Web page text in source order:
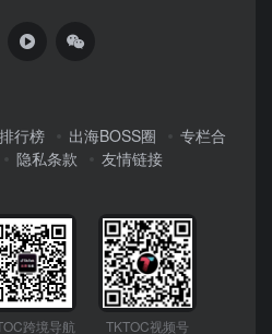
排行榜 出海BOSS圈
专栏合
隐私条款 友情链接
跨境导航 TKTOC视频号